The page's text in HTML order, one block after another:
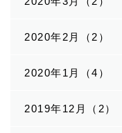
2020年2月（2）
2020年1月（4）
2019年12月（2）